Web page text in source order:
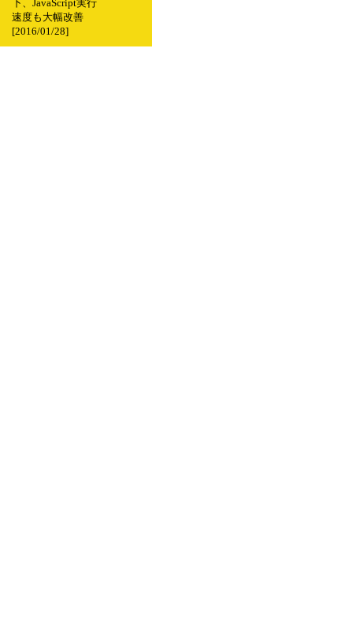
下、JavaScript実行
速度も大幅改善
[2016/01/28]